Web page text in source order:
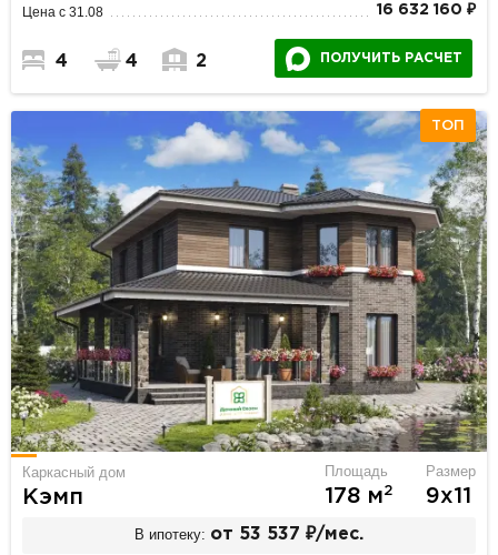
Цена с 31.08 16 632 160 ₽
4 4 2 ПОЛУЧИТЬ РАСЧЕТ
ТОП
Каркасный дом
Кэмп
Площадь
178 м2
Размер
9х11
В ипотеку: от 53 537 ₽/мес.